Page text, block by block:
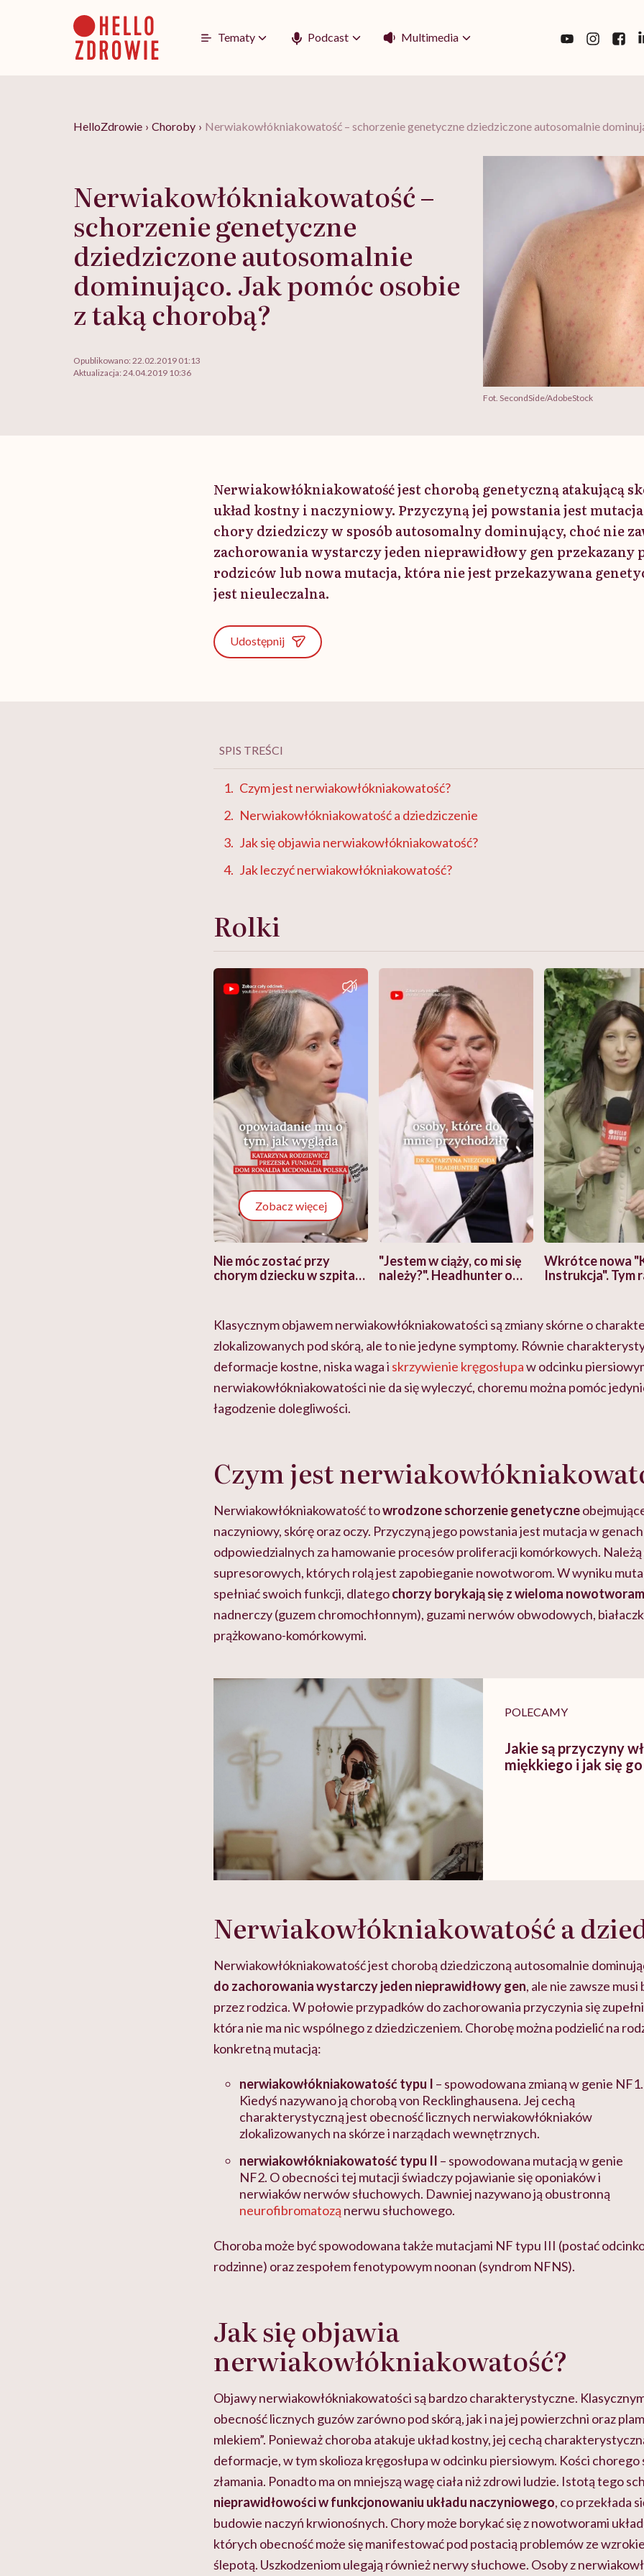
Tematy Podcast Multimedia
HelloZdrowie › Choroby › Nerwiakowłókniakowatość – schorzenie genetyczne dziedziczone autosomalnie
Nerwiakowłókniakowatość –
schorzenie genetyczne
dziedziczone autosomalnie
dominująco. Jak pomóc osobie
z taką chorobą?
Opublikowano: 22.02.2019 01:13
Aktualizacja: 24.04.2019 10:36
Fot. SecondSide/AdobeStock
Nerwiakowłókniakowatość jest chorobą genetyczną atakującą
układ kostny i naczyniowy. Przyczyną jej powstania jest
chory dziedziczy w sposób autosomalny dominujący, choć nie
zachorowania wystarczy jeden nieprawidłowy gen przekazany
rodziców lub nowa mutacja, która nie jest przekazywana
jest nieuleczalna.
Udostępnij
SPIS TREŚCI
Czym jest nerwiakowłókniakowatość?
Nerwiakowłókniakowatość a dziedziczenie
Jak się objawia nerwiakowłókniakowatość?
Jak leczyć nerwiakowłókniakowatość?
Rolki
Zobacz więcej
Nie móc zostać przy
chorym dziecku w szpitalu
głupota i brak wyobraźni"
"Jestem w ciąży, co mi się
należy?". Headhunter o
pracy
Wkrótce nowa
Instrukcja". Tym
ekspercki
Klasycznym objawem nerwiakowłókniakowatości są zmiany skórne o
zlokalizowanych pod skórą, ale to nie jedyne symptomy. Równie
deformacje kostne, niska waga i skrzywienie kręgosłupaw odcinku
nerwiakowłókniakowatości nie da się wyleczyć, choremu można pomóc
łagodzenie dolegliwości.
Czym jest
Nerwiakowłókniakowatość towrodzone schorzenie genetyczne
naczyniowy, skórę oraz oczy. Przyczyną jego powstania jest mutacja w
odpowiedzialnych za hamowanie procesów proliferacji komórkowych.
supresorowych, których rolą jest zapobieganie nowotworom. W wyniku
spełniać swoich funkcji, dlategochorzy borykają się z wieloma
nadnerczy (guzem chromochłonnym), guzami nerwów obwodowych,
prążkowano-komórkowymi.
POLECAMY
Jakie są przyczyny
miękkiego i jak się
Nerwiakowłókniakowatość a
Nerwiakowłókniakowatość jest chorobą dziedziczoną autosomalnie
do zachorowania wystarczy jeden nieprawidłowy gen, ale nie zawsze
przez rodzica. W połowie przypadków do zachorowania przyczynia się
która nie ma nic wspólnego z dziedziczeniem. Chorobę można podzielić na
konkretną mutacją:
nerwiakowłókniakowatość typu I – spowodowana zmianą w genie NF1.
Kiedyś nazywano ją chorobą von Recklinghausena. Jej cechą
charakterystyczną jest obecność licznych nerwiakowłókniaków
zlokalizowanych na skórze i narządach wewnętrznych.
nerwiakowłókniakowatość typu II – spowodowana mutacją w genie
NF2. O obecności tej mutacji świadczy pojawianie się oponiaków i
nerwiaków nerwów słuchowych. Dawniej nazywano ją obustronną
neurofibromatozą nerwu słuchowego.
Choroba może być spowodowana także mutacjami NF typu III (postać
rodzinne) oraz zespołem fenotypowym noonan (syndrom NFNS).
Jak się objawia
nerwiakowłókniakowatość?
Objawy nerwiakowłókniakowatości są bardzo charakterystyczne.
obecność licznych guzów zarówno pod skórą, jak i na jej powierzchni oraz
mlekiem”. Ponieważ choroba atakuje układ kostny, jej cechą
deformacje, w tym skolioza kręgosłupa w odcinku piersiowym. Kości chorego
złamania. Ponadto ma on mniejszą wagę ciała niż zdrowi ludzie. Istotą tego
nieprawidłowości w funkcjonowaniu układu naczyniowego, co przekłada
budowie naczyń krwionośnych. Chory może borykać się z nowotworami
których obecność może się manifestować pod postacią problemów ze
ślepotą. Uszkodzeniom ulegają również nerwy słuchowe. Osoby z